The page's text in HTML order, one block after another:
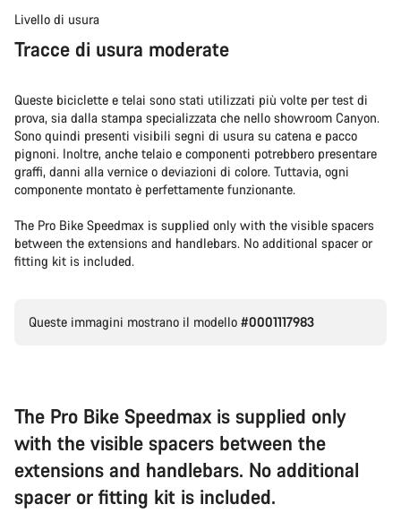
Livello di usura
Tracce di usura moderate
Queste biciclette e telai sono stati utilizzati più volte per test di
prova, sia dalla stampa specializzata che nello showroom Canyon.
Sono quindi presenti visibili segni di usura su catena e pacco
pignoni. Inoltre, anche telaio e componenti potrebbero presentare
graffi, danni alla vernice o deviazioni di colore. Tuttavia, ogni
componente montato è perfettamente funzionante.
The Pro Bike Speedmax is supplied only with the visible spacers
between the extensions and handlebars. No additional spacer or
fitting kit is included.
Queste immagini mostrano il modello #0001117983
The Pro Bike Speedmax is supplied only
with the visible spacers between the
extensions and handlebars. No additional
spacer or fitting kit is included.